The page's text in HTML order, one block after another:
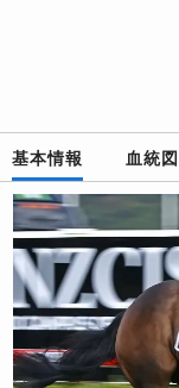
基本情報 血統図